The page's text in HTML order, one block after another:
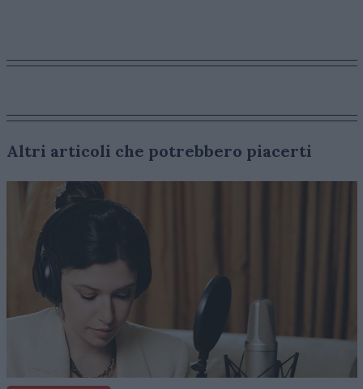
Altri articoli che potrebbero piacerti